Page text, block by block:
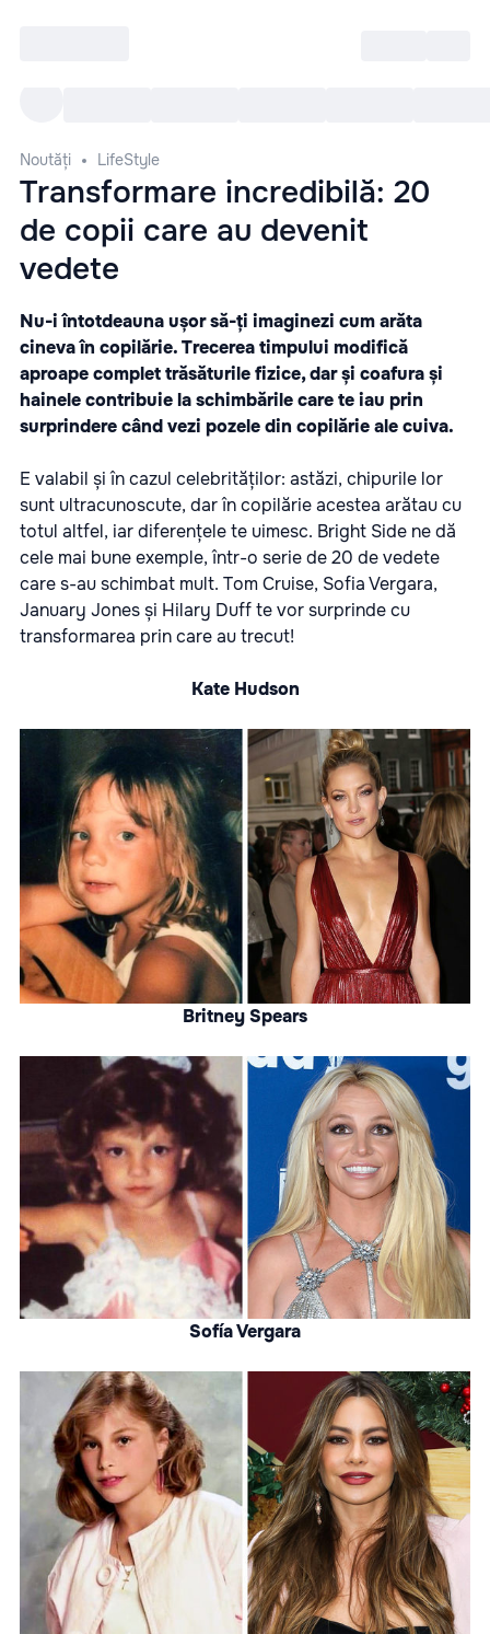
Noutăți LifeStyle
Transformare incredibilă: 20
de copii care au devenit
vedete
Nu-i întotdeauna ușor să-ți imaginezi cum arăta
cineva în copilărie. Trecerea timpului modifică
aproape complet trăsăturile fizice, dar și coafura și
hainele contribuie la schimbările care te iau prin
surprindere când vezi pozele din copilărie ale cuiva.
E valabil și în cazul celebrităților: astăzi, chipurile lor
sunt ultracunoscute, dar în copilărie acestea arătau cu
totul altfel, iar diferențele te uimesc. Bright Side ne dă
cele mai bune exemple, într-o serie de 20 de vedete
care s-au schimbat mult. Tom Cruise, Sofia Vergara,
January Jones și Hilary Duff te vor surprinde cu
transformarea prin care au trecut!
Kate Hudson
Britney Spears
Sofía Vergara